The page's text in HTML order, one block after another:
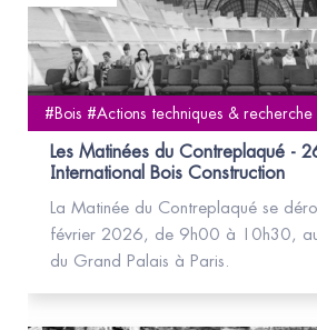
#Bois #Actions techniques & recherche
Les Matinées du Contreplaqué -
International Bois Construction
La Matinée du Contreplaqué se
février 2026, de 9h00 à 10h30, au
du Grand Palais à Paris.